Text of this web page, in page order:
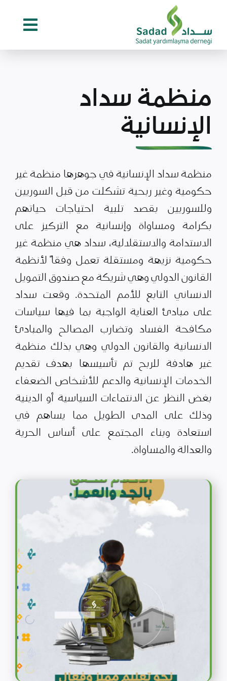
content
منظمة سداد
الإنسانية
منظمة سداد الإنسانية في جوهرها منظمة غير
حكومية وغير ربحية تشكلت من قبل السوريين
وللسوريين بقصد تلبية احتياجات حياتهم
بكرامة ومساواة وإنسانية مع التركيز على
الاستدامة والاستقلالية، سداد هي منظمة غير
حكومية نزيهة ومستقلة تعمل وفقاً لأنظمة
القانون الدولي وهي شريكة مع صندوق التمويل
الانساني التابع للأمم المتحدة. وقعت سداد
على مبادئ العناية الواجبة بما فيها سياسات
مكافحة الفساد وتضارب المصالح والمبادئ
الانسانية والقانون الدولي وهي بذلك منظمة
غير هادفة للربح تم تأسيسها بهدف تقديم
الخدمات الإنسانية والدعم للأشخاص الضعفاء
بغض النظر عن الانتماءات السياسية أو الدينية
وذلك على المدى الطويل مما يساهم في
استعادة وبناء المجتمع على أساس الحرية
والعدالة والمساواة.